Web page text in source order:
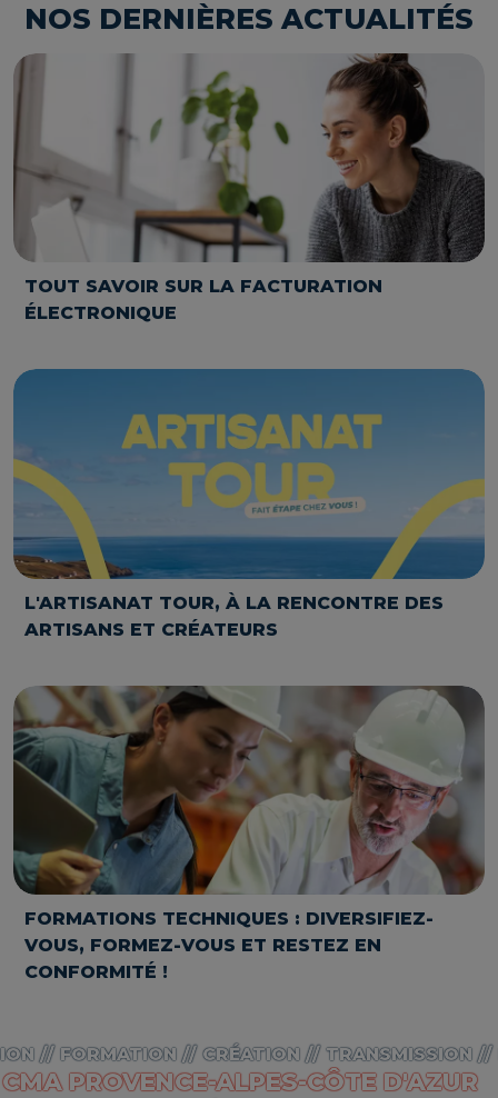
NOS DERNIÈRES ACTUALITÉS
TOUT SAVOIR SUR LA FACTURATION
ÉLECTRONIQUE
L'ARTISANAT TOUR, À LA RENCONTRE DES
ARTISANS ET CRÉATEURS
FORMATIONS TECHNIQUES : DIVERSIFIEZ-
VOUS, FORMEZ-VOUS ET RESTEZ EN
CONFORMITÉ !
// FORMATION // CRÉATION // TRANSMISSION
CMA PROVENCE-ALPES-CÔTE D'AZUR